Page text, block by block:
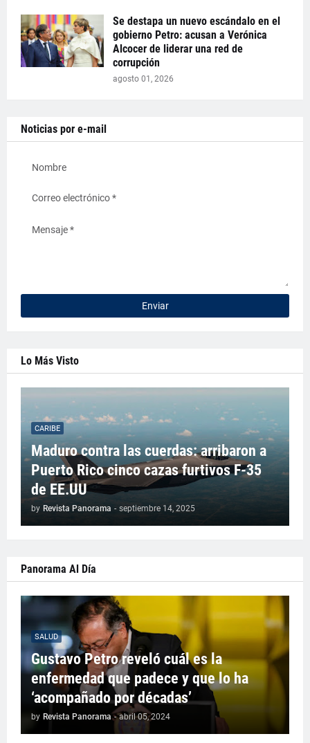
Se destapa un nuevo escándalo en el
gobierno Petro: acusan a Verónica
Alcocer de liderar una red de
corrupción
agosto 01, 2026
Noticias por e-mail
Lo Más Visto
CARIBE
Maduro contra las cuerdas: arribaron a
Puerto Rico cinco cazas furtivos F-35
de EE.UU
by Revista Panorama - septiembre 14, 2025
Panorama Al Día
SALUD
Gustavo Petro reveló cuál es la
enfermedad que padece y que lo ha
‘acompañado por décadas’
by Revista Panorama - abril 05, 2024